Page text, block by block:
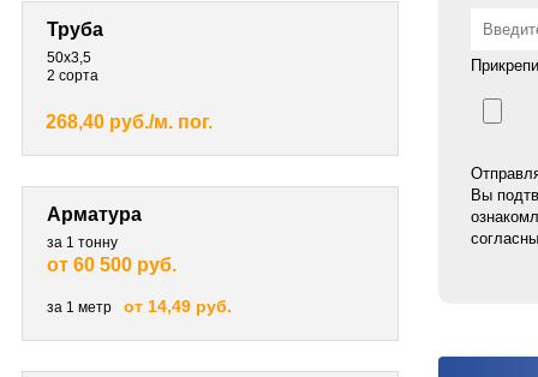
Труба
50х3,5
2 сорта
268,40 руб./м. пог.
Арматура
за 1 тонну
от 60 500 руб.
за 1 метр от 14,49 руб.
Вы